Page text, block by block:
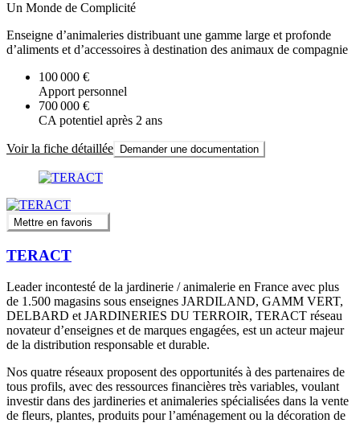
Un Monde de Complicité
Enseigne d’animaleries distribuant une gamme large et profonde
d’aliments et d’accessoires à destination des animaux de compagnie
100 000 €
Apport personnel
700 000 €
CA potentiel après 2 ans
Voir la fiche détaillée Demander une documentation
Mettre en favoris
TERACT
Leader incontesté de la jardinerie / animalerie en France avec plus
de 1.500 magasins sous enseignes JARDILAND, GAMM VERT,
DELBARD et JARDINERIES DU TERROIR, TERACT réseau
novateur d’enseignes et de marques engagées, est un acteur majeur
de la distribution responsable et durable.
Nos quatre réseaux proposent des opportunités à des partenaires de
tous profils, avec des ressources financières très variables, voulant
investir dans des jardineries et animaleries spécialisées dans la vente
de fleurs, plantes, produits pour l’aménagement ou la décoration de